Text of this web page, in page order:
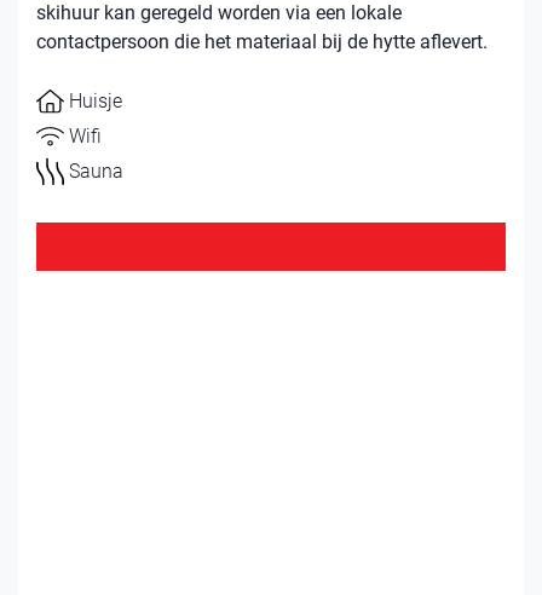
skihuur kan geregeld worden via een lokale
contactpersoon die het materiaal bij de hytte aflevert.
Huisje
Wifi
Sauna